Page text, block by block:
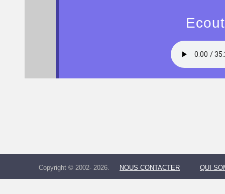
Copyright © 2002- 2026. NOUS CONTACTER QUI